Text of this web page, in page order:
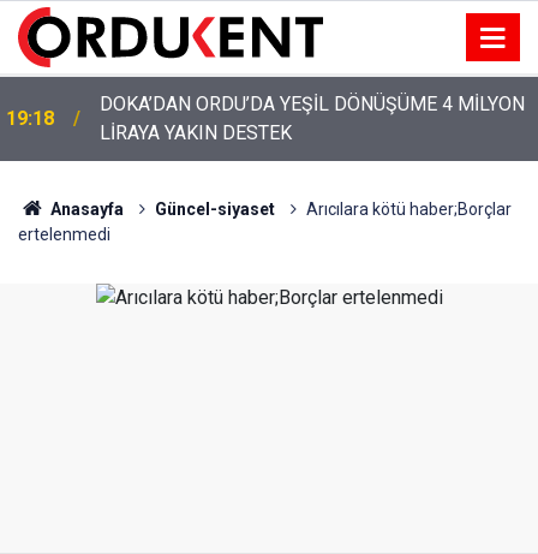
12:46
YENİ PARTİ’NİN ORDU’DAKİ 69 KİŞİLİK KURUCU
KADROSU AÇIKLANDI
Anasayfa Güncel-siyaset
Arıcılara kötü haber;Borçlar
ertelenmedi